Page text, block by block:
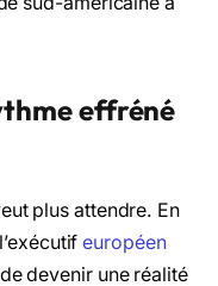
effréné
plus attendre. En
l’exécutifeuropéen
devenir une réalité